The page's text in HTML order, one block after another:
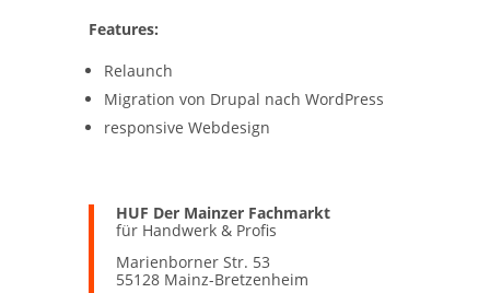
Features:
Relaunch
Migration von Drupal nach WordPress
responsive Webdesign
HUF Der Mainzer Fachmarkt
für Handwerk & Profis
Marienborner Str. 53
55128 Mainz-Bretzenheim